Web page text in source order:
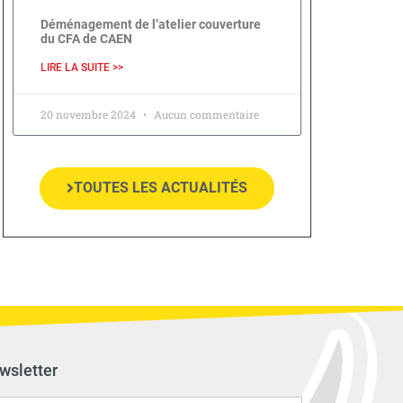
Déménagement de l’atelier couverture
du CFA de CAEN
LIRE LA SUITE >>
20 novembre 2024 Aucun commentaire
TOUTES LES ACTUALITÉS